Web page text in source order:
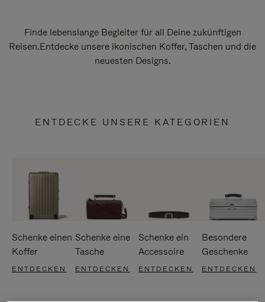
Finde lebenslange Begleiter für all Deine zukünftigen
Reisen.Entdecke unsere ikonischen Koffer, Taschen und die
neuesten Designs.
ENTDECKE UNSERE KATEGORIEN
Schenke einen
Koffer
ENTDECKEN
Schenke eine
Tasche
ENTDECKEN
Schenke ein
Accessoire
ENTDECKEN
Besondere
Geschenke
ENTDECKEN